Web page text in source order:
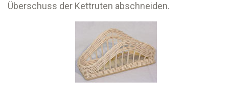
Überschuss der Kettruten abschneiden.